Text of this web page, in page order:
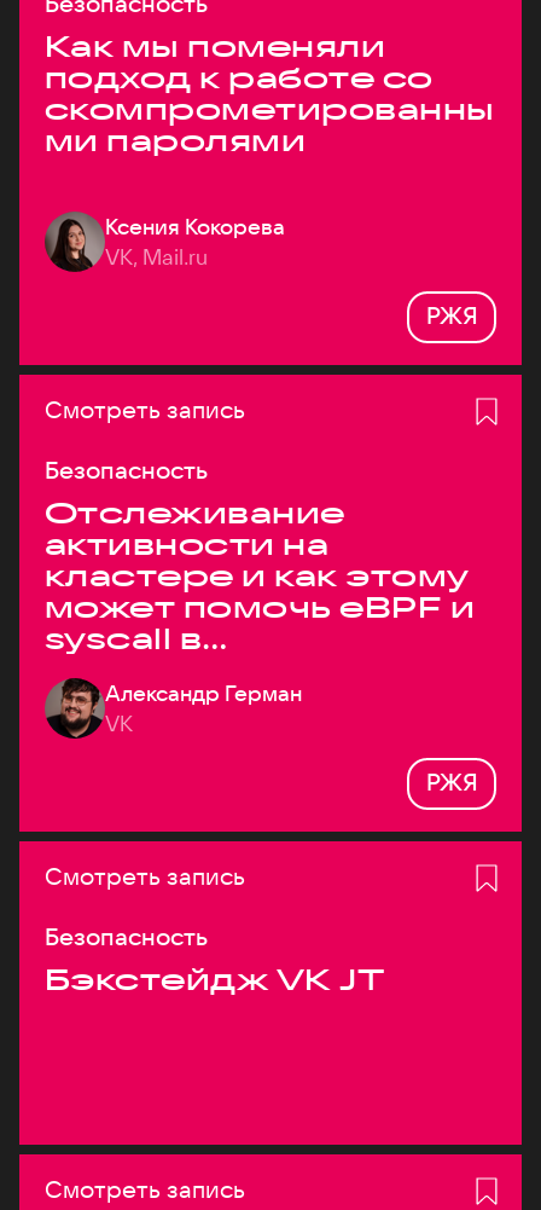
Как мы поменяли
подход к работе со
скомпрометированны
ми паролями
Ксения Кокорева
VK, Mail.ru
РЖЯ
Смотреть запись
Безопасность
Отслеживание
активности на
кластере и как этому
может помочь eBPF и
syscall в
высоконагруженных
системах
Александр Герман
VK
РЖЯ
Смотреть запись
Безопасность
Бэкстейдж VK JT
Смотреть запись